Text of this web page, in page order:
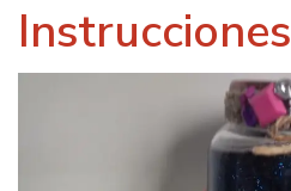
Instrucciones